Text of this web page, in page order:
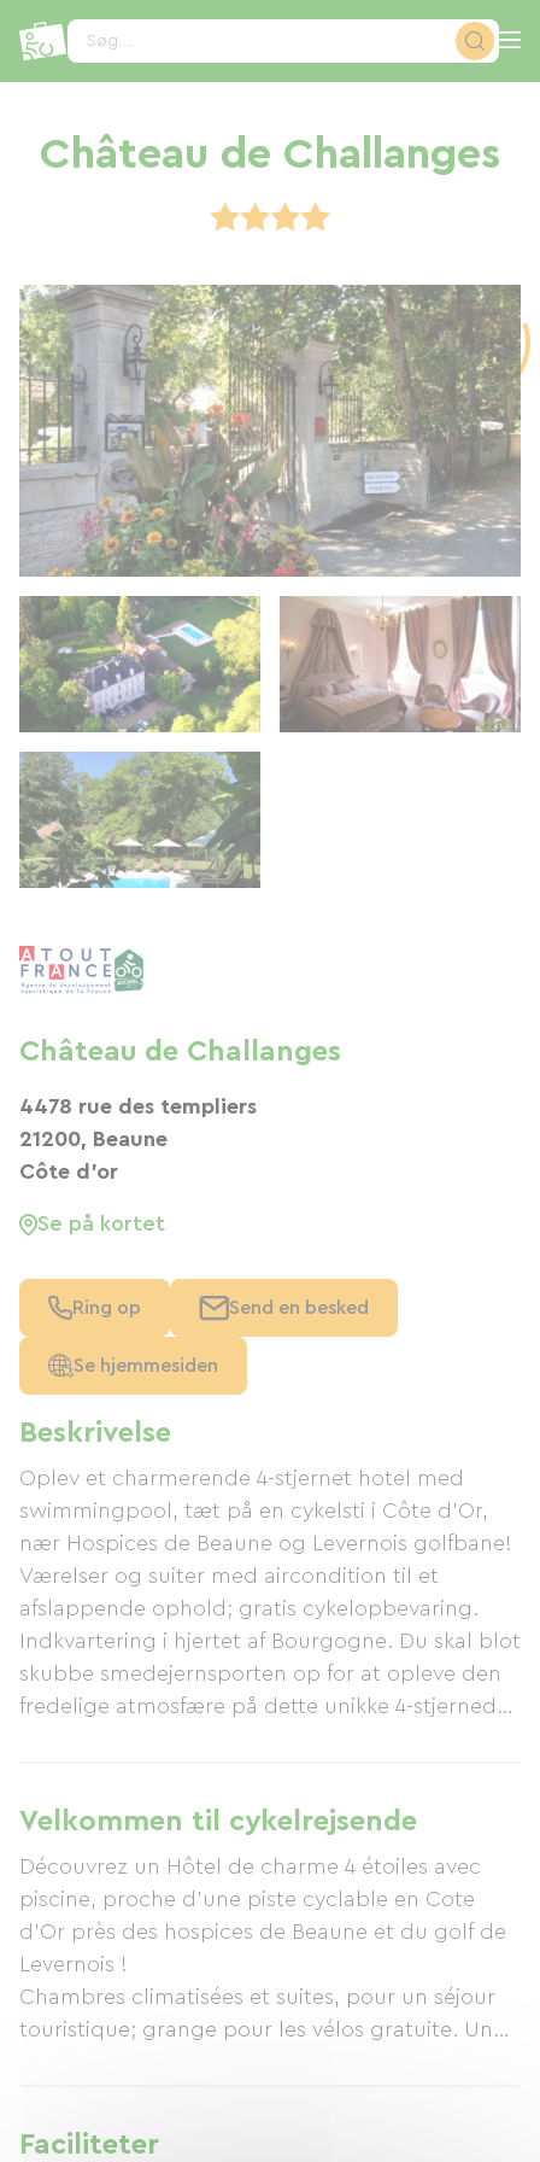
Søg...
Château de Challanges
Beskrivelse
Oplev et charmerende 4-stjernet hotel med
swimmingpool, tæt på en cykelsti i Côte d'Or,
nær Hospices de Beaune og Levernois golfbane!
Værelser og suiter med aircondition til et
afslappende ophold; gratis cykelopbevaring.
Indkvartering i hjertet af Bourgogne. Du skal blot
skubbe smedejernsporten op for at opleve den
fredelige atmosfære på dette unikke 4-stjernede
Velkommen til cykelrejsende
Découvrez un Hôtel de charme 4 étoiles avec
piscine, proche d'une piste cyclable en Cote
d'Or près des hospices de Beaune et du golf de
Levernois !
Chambres climatisées et suites, pour un séjour
touristique; grange pour les vélos gratuite. Un
ressentir l'ambiance paisible qui se dégage de
Faciliteter
Château de Challanges
4478 rue des templiers
21200, Beaune
Côte d'or
Se på kortet
Ring op Send en besked
Se hjemmesiden
CCookie-styringspanel